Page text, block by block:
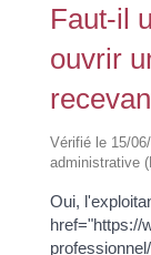
Faut-il
ouvrir
Vérifié le 15/
administrative
Oui,
href="https://